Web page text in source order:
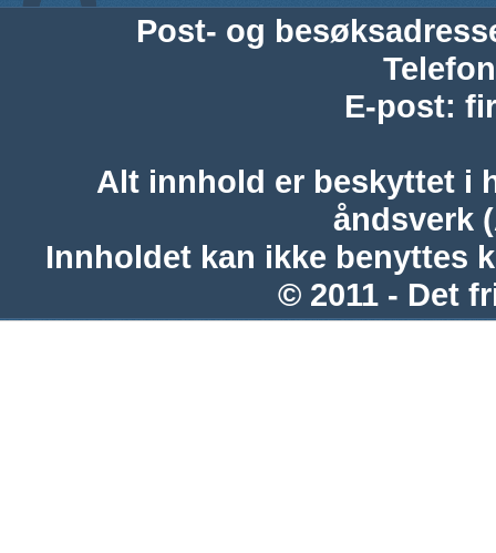
Post- og
Telefon
E-post:
Alt innhold er beskyttet i
åndsverk
Innholdet kan ikke benyttes
© 2011 - Det